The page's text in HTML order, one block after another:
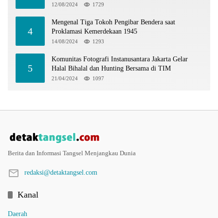
12/08/2024 1729
4
Mengenal Tiga Tokoh Pengibar Bendera saat
Proklamasi Kemerdekaan 1945
14/08/2024 1293
5
Komunitas Fotografi Instanusantara Jakarta Gelar
Halal Bihalal dan Hunting Bersama di TIM
21/04/2024 1097
Berita dan Informasi Tangsel Menjangkau Dunia
redaksi@detaktangsel.com
Kanal
Daerah